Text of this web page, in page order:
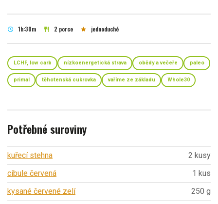
schedule 1h:30m restaurant 2 porce star jednoduché
LCHF, low carb nízkoenergetická strava obědy a večeře paleo
primal těhotenská cukrovka vaříme ze základu Whole30
Potřebné suroviny
kuřecí stehna
2 kusy
cibule červená
1 kus
kysané červené zelí
250 g